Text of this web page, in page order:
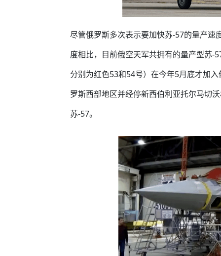
尽管俄罗斯多次表示要加快苏-57的量产速
度相比，目前俄空天军共拥有的量产型苏-
分别为红色53和54号）在今年5月底才加
罗斯西部地区并经停新西伯利亚托尔马切
苏-57。